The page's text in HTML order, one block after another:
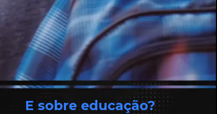
E sobre educação?